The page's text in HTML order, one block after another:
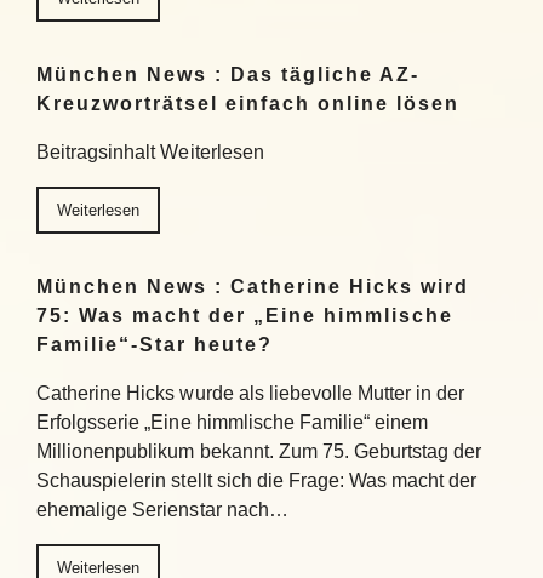
München News : Das tägliche AZ-
Kreuzworträtsel einfach online lösen
Beitragsinhalt Weiterlesen
Weiterlesen
München News : Catherine Hicks wird
75: Was macht der „Eine himmlische
Familie“-Star heute?
Catherine Hicks wurde als liebevolle Mutter in der
Erfolgsserie „Eine himmlische Familie“ einem
Millionenpublikum bekannt. Zum 75. Geburtstag der
Schauspielerin stellt sich die Frage: Was macht der
ehemalige Serienstar nach…
Weiterlesen